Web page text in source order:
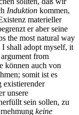
Induktion kommen,
materieller
er aber seine
the most natural way
I shall adopt myself, it
from
können auch von
somit ist es
existierender
unsere
sein sollen, zu
keine